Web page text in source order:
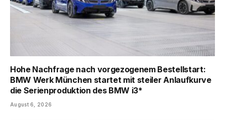
Hohe Nachfrage nach vorgezogenem Bestellstart:
BMW Werk München startet mit steiler Anlaufkurve
die Serienproduktion des BMW i3*
August 6, 2026